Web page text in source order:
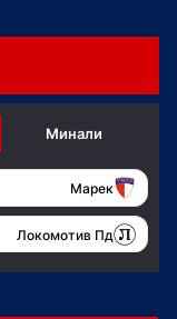
Минали
Марек
Локомотив Пд